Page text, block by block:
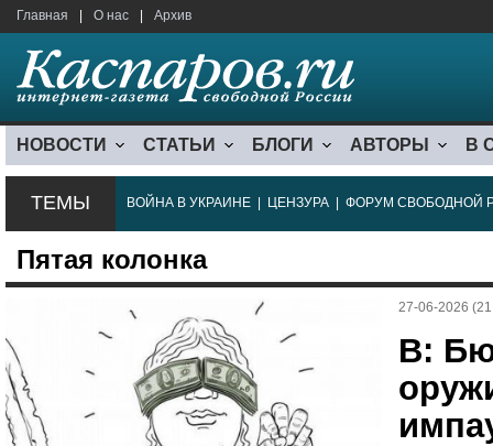
Главная О нас Архив
НОВОСТИ СТАТЬИ БЛОГИ АВТОРЫ В
ТЕМЫ ВОЙНА В УКРАИНЕ ЦЕНЗУРА ФОРУМ СВОБОДНОЙ
Пятая колонка
27-06-2026
B: